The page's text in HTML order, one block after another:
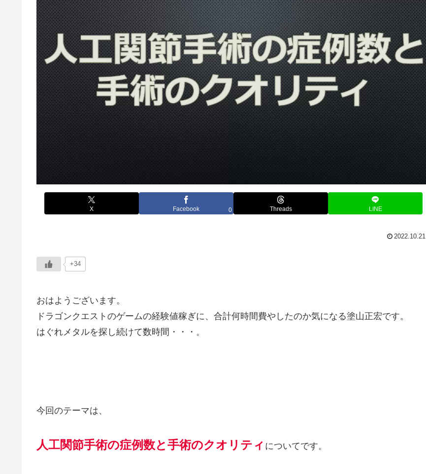
X Facebook 0 Threads LINE
2022.10.21
+34
おはようございます。
ドラゴンクエストのゲームの経験値稼ぎに、合計何時間費やしたのか気になる塗山正宏です。
はぐれメタルを探し続けて数時間・・・。
今回のテーマは、
人工関節手術の症例数と手術のクオリティ についてです。